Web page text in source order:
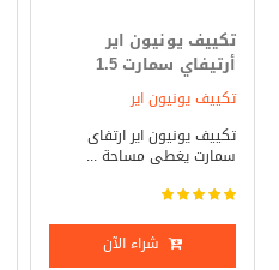
تكييف يونيون اير
أرتيفاي سمارت 1.5
حصان بارد _ ساخن
تكييف يونيون اير
تكييف يونيون اير ارتفاى
سمارت يغطى مساحة ...
شراء الآن